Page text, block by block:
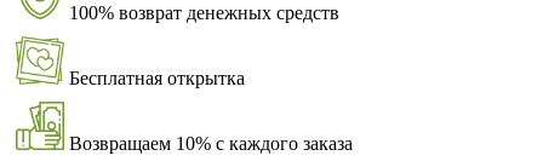
100% возврат денежных средств
Бесплатная открытка
Возвращаем 10% с каждого заказа